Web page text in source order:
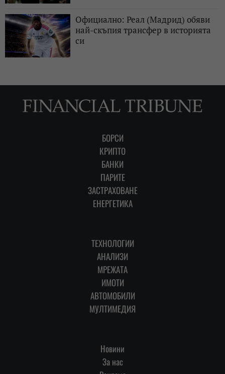
Официално: Реал (Мадрид) обяви
най-скъпия трансфер в историята
си
БОРСИ
КРИПТО
БАНКИ
ПАРИТЕ
ЗАСТРАХОВАНЕ
ЕНЕРГЕТИКА
ТЕХНОЛОГИИ
АНАЛИЗИ
МРЕЖАТА
ИМОТИ
АВТОМОБИЛИ
МУЛТИМЕДИЯ
Новини
За нас